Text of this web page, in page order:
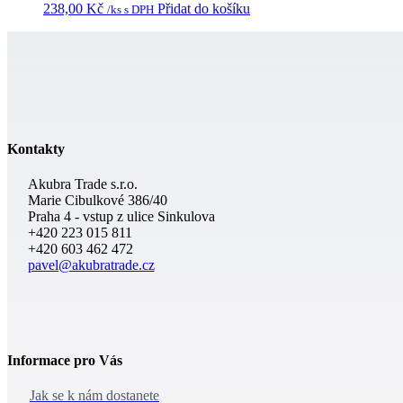
238,00 Kč /ks s DPH Přidat do košíku
Kontakty
Akubra Trade s.r.o.
Marie Cibulkové 386/40
Praha 4 - vstup z ulice Sinkulova
+420 223 015 811
+420 603 462 472
pavel@akubratrade.cz
Informace pro Vás
Jak se k nám dostanete